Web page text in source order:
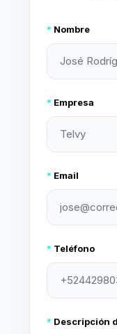
* Nombre
* Empresa
* Email
* Teléfono
* Descripción